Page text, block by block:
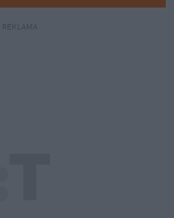
REKLAMA